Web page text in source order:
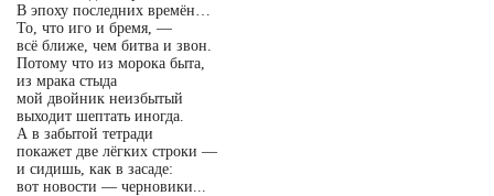
В эпоху последних времён…
То, что иго и бремя, —
всё ближе, чем битва и звон.
Потому что из морока быта,
из мрака стыда
мой двойник неизбытый
выходит шептать иногда.
А в забытой тетради
покажет две лёгких строки —
и сидишь, как в засаде:
вот новости — черновики...